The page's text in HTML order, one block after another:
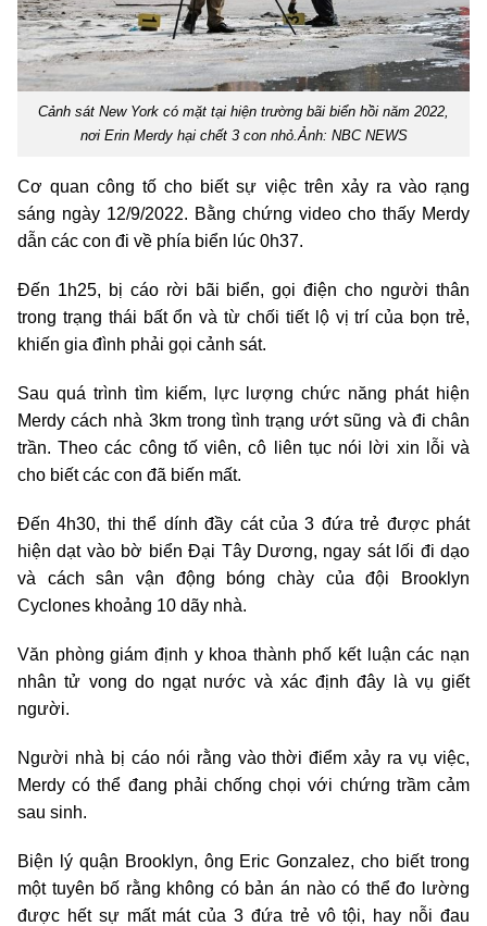
Cảnh sát New York có mặt tại hiện trường bãi biển hồi năm 2022,
nơi Erin Merdy hại chết 3 con nhỏ.Ảnh: NBC NEWS
Cơ quan công tố cho biết sự việc trên xảy ra vào rạng
sáng ngày 12/9/2022. Bằng chứng video cho thấy Merdy
dẫn các con đi về phía biển lúc 0h37.
Đến 1h25, bị cáo rời bãi biển, gọi điện cho người thân
trong trạng thái bất ổn và từ chối tiết lộ vị trí của bọn trẻ,
khiến gia đình phải gọi cảnh sát.
Sau quá trình tìm kiếm, lực lượng chức năng phát hiện
Merdy cách nhà 3km trong tình trạng ướt sũng và đi chân
trần. Theo các công tố viên, cô liên tục nói lời xin lỗi và
cho biết các con đã biến mất.
Đến 4h30, thi thể dính đầy cát của 3 đứa trẻ được phát
hiện dạt vào bờ biển Đại Tây Dương, ngay sát lối đi dạo
và cách sân vận động bóng chày của đội Brooklyn
Cyclones khoảng 10 dãy nhà.
Văn phòng giám định y khoa thành phố kết luận các nạn
nhân tử vong do ngạt nước và xác định đây là vụ giết
người.
Người nhà bị cáo nói rằng vào thời điểm xảy ra vụ việc,
Merdy có thể đang phải chống chọi với chứng trầm cảm
sau sinh.
Biện lý quận Brooklyn, ông Eric Gonzalez, cho biết trong
một tuyên bố rằng không có bản án nào có thể đo lường
được hết sự mất mát của 3 đứa trẻ vô tội, hay nỗi đau